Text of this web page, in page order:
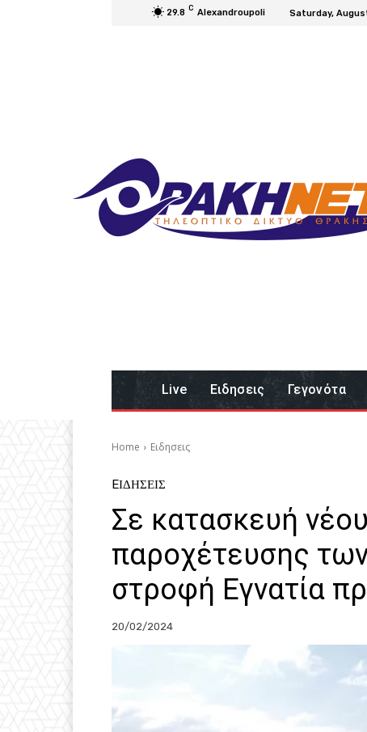
29.8 C Alexandroupoli Saturday,
Live Eιδησεις Γεγονότα
Home Eιδησεις
EΙΔΗΣΕΙΣ
Σε κατασκευή
παροχέτευσης
στροφή Εγνατία
20/02/2024